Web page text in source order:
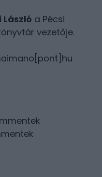
László a Pécsi
vezetője.